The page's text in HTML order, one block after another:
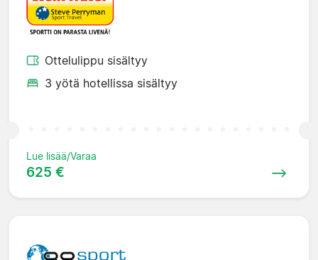
Ottelulippu sisältyy
3 yötä hotellissa sisältyy
Lue lisää/Varaa
625 €